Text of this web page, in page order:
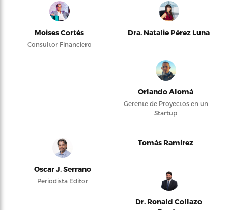
Moises Cortés
Consultor Financiero
Dra. Natalie Pérez Luna
Orlando Alomá
Gerente de Proyectos en un
Startup
Oscar J. Serrano
Periodista Editor
Tomás Ramírez
Dr. Ronald Collazo